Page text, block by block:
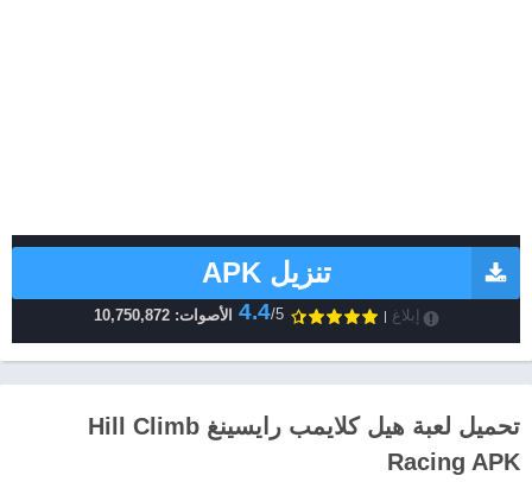
تنزيل APK
إبلاغ 4.4/5 الأصوات: 10,750,872
تحميل لعبة هيل كلايمب رايسينغ Hill Climb
Racing APK